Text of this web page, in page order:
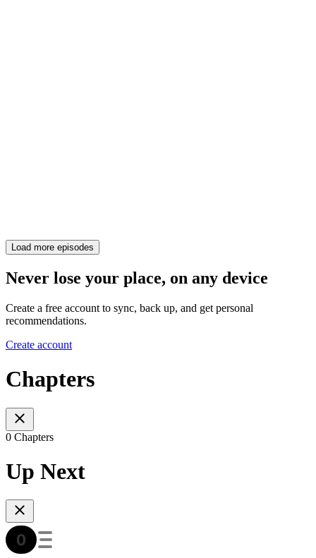
Load more episodes
Never lose your place, on any device
Create a free account to sync, back up, and get personal
recommendations.
Create account
Chapters
0 Chapters
Up Next